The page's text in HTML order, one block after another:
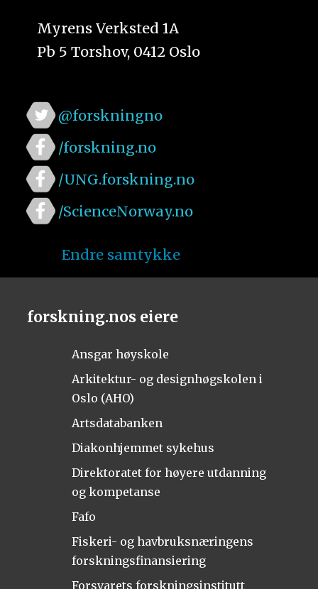
Myrens Verksted 1A
Pb 5 Torshov, 0412 Oslo
@forskningno
/forskning.no
/UNG.forskning.no
/ScienceNorway.no
Endre samtykke
forskning.nos eiere
Ansgar høyskole
Arkitektur- og designhøgskolen i
Oslo (AHO)
Artsdatabanken
Diakonhjemmet sykehus
Direktoratet for høyere utdanning
og kompetanse
Fafo
Fiskeri- og havbruksnæringens
forskningsfinansiering
Forsvarets forskningsinstitutt